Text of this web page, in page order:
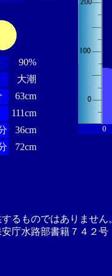
90%
大潮
63cm
111cm
36cm
72cm
0
るものではありませ
庁水路部書籍７４２